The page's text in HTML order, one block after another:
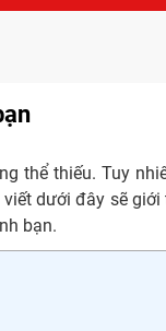
thể thiếu. Tuy
dưới đây sẽ giới
bạn.